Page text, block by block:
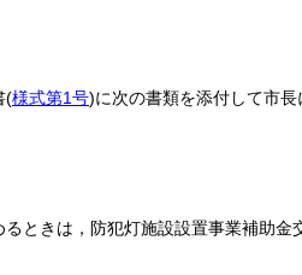
(様式第1号)に次の書類を添付して市
ときは，防犯灯施設設置事業補助金